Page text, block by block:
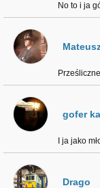
No to i ja
gofer
I ja jako
Drago